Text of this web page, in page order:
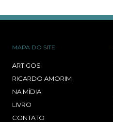
MAPA DO SITE
ARTIGOS
RICARDO AMORIM
NA MÍDIA
LIVRO
CONTATO